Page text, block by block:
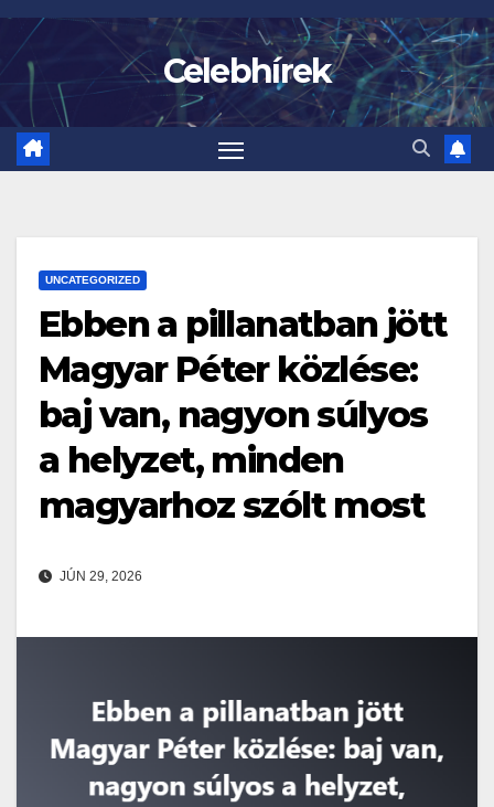
Skip
content
Celebhírek
UNCATEGORIZED
Ebben a pillanatban jött
Magyar Péter közlése:
baj van, nagyon súlyos
a helyzet, minden
magyarhoz szólt most
JÚN 29, 2026